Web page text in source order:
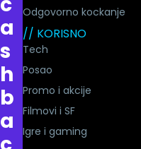
a
s
h
b
a
Odgovorno kockanje
// KORISNO
Tech
Posao
Promo i akcije
Filmovi i SF
Igre i gaming